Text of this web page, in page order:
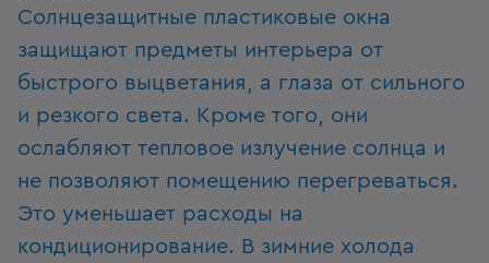
Солнцезащитные пластиковые окна
защищают предметы интерьера от
быстрого выцветания, а глаза от сильного
и резкого света. Кроме того, они
ослабляют тепловое излучение солнца и
не позволяют помещению перегреваться.
Это уменьшает расходы на
кондиционирование. В зимние холода